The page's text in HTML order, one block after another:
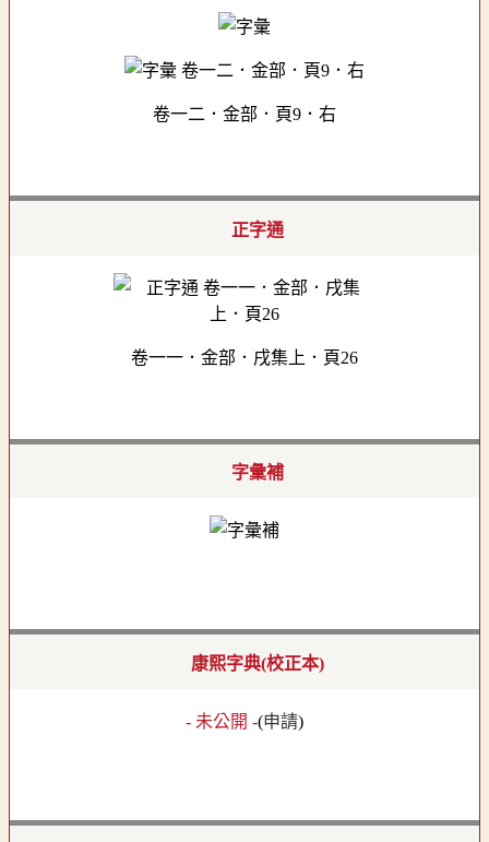
卷一二．金部．頁9．右
正字通
卷一一．金部．戌集上．頁26
字彙補
康熙字典(校正本)
- 未公開 -(申請)